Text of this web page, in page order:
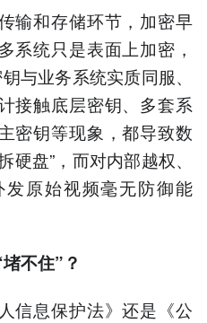
输和存储环节，加密早
系统只是表面上加密，
与业务系统实质同服、
接触底层密钥、多套系
密钥等现象，都导致数
硬盘”，而对内部越权、
原始视频毫无防御能
不住”？
信息保护法》还是《公